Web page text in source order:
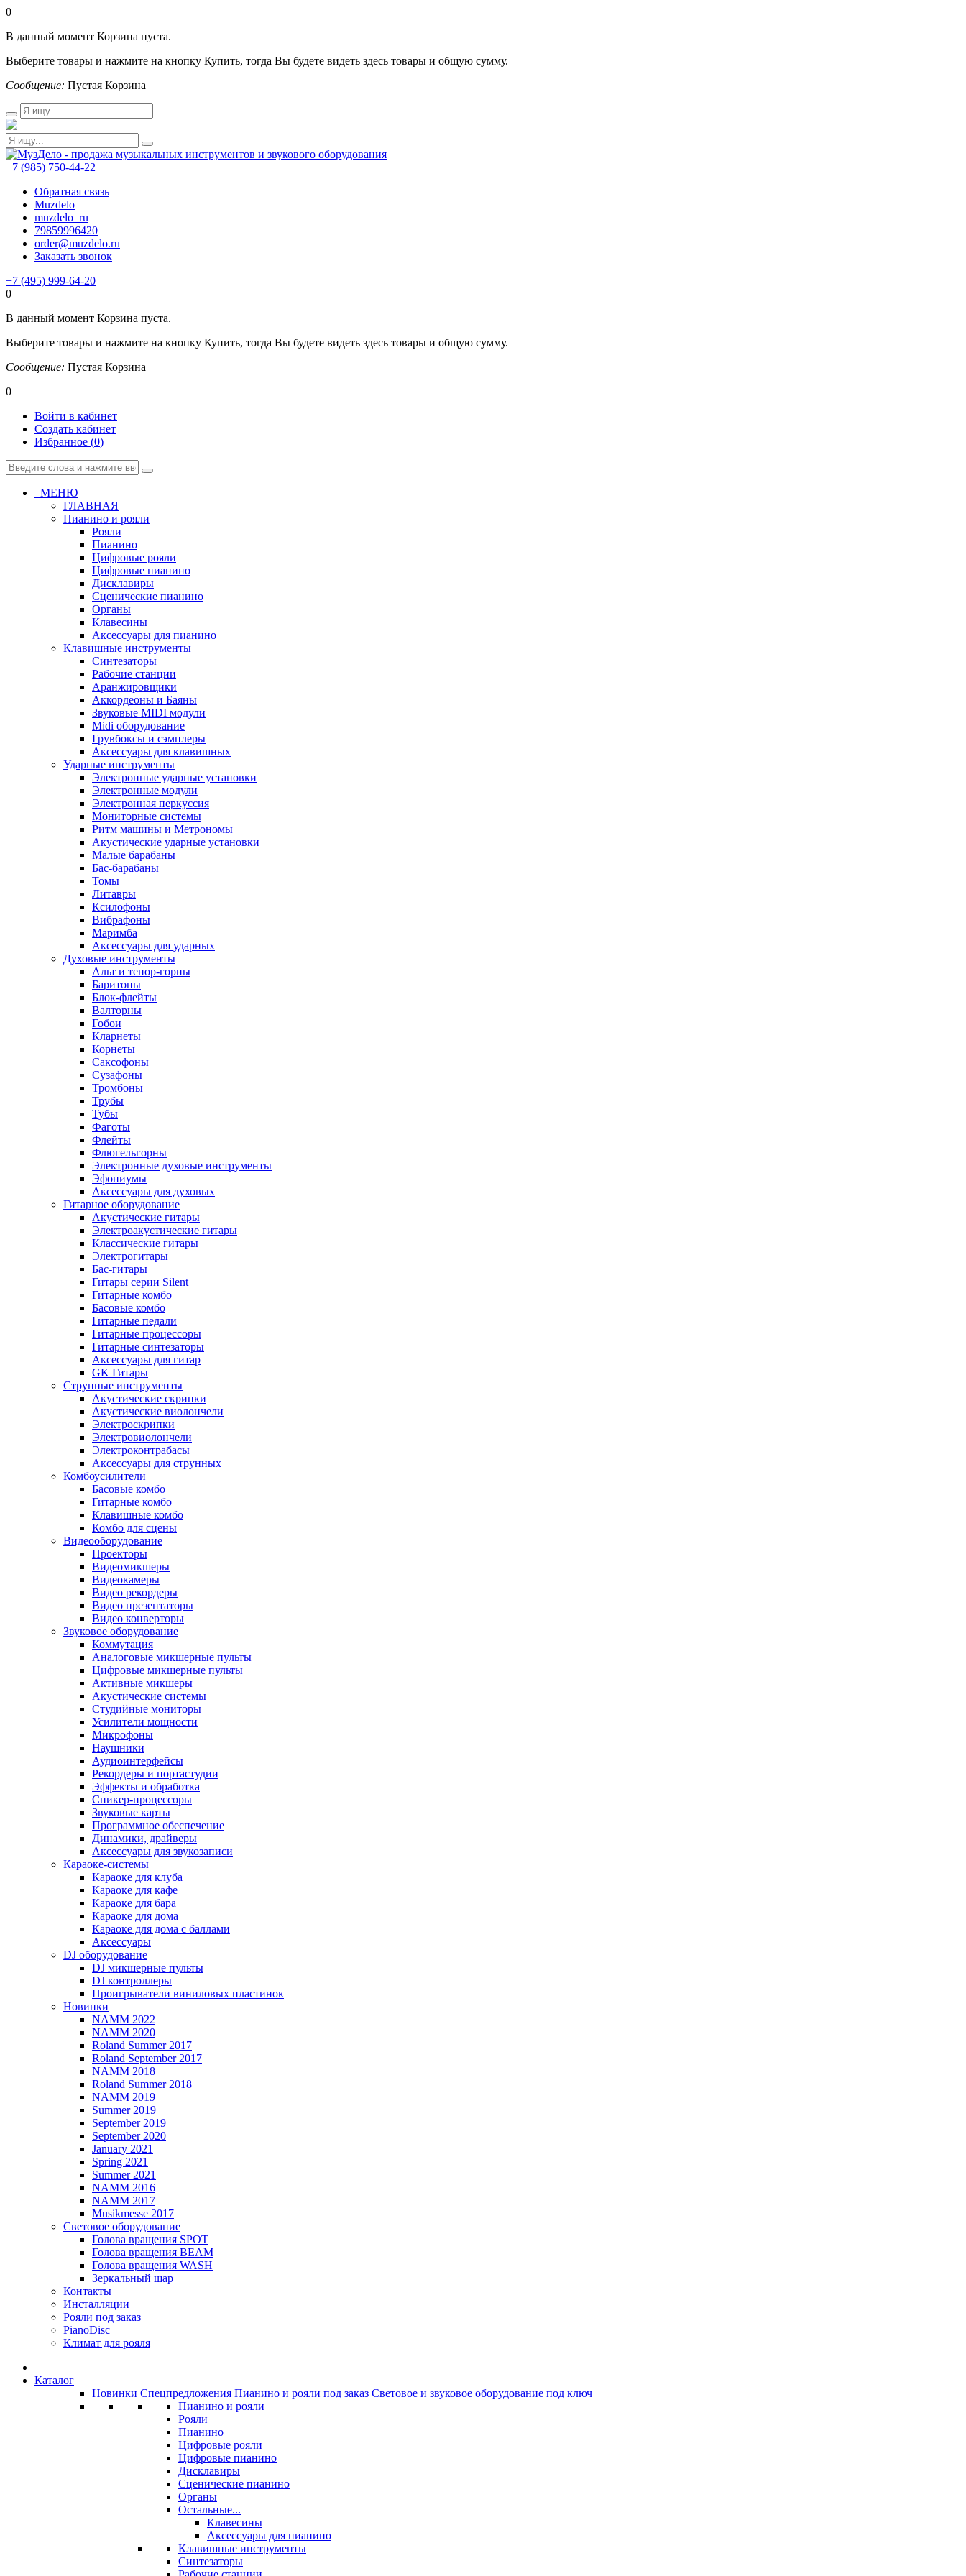
0
В данный момент Корзина пуста.
Выберите товары и нажмите на кнопку Купить, тогда Вы будете видеть здесь товары и общую сумму.
Сообщение: Пустая Корзина
+7 (985) 750-44-22
Обратная связь
Muzdelo
muzdelo_ru
79859996420
order@muzdelo.ru
Заказать звонок
+7 (495) 999-64-20
0
В данный момент Корзина пуста.
Выберите товары и нажмите на кнопку Купить, тогда Вы будете видеть здесь товары и общую сумму.
Сообщение: Пустая Корзина
0
Войти в кабинет
Создать кабинет
Избранное (0)
МЕНЮ
ГЛАВНАЯ
Пианино и рояли
Рояли
Пианино
Цифровые рояли
Цифровые пианино
Дисклавиры
Сценические пианино
Органы
Клавесины
Аксессуары для пианино
Клавишные инструменты
Синтезаторы
Рабочие станции
Аранжировщики
Аккордеоны и Баяны
Звуковые MIDI модули
Midi оборудование
Грувбоксы и сэмплеры
Аксессуары для клавишных
Ударные инструменты
Электронные ударные установки
Электронные модули
Электронная перкуссия
Мониторные системы
Ритм машины и Метрономы
Акустические ударные установки
Малые барабаны
Бас-барабаны
Томы
Литавры
Ксилофоны
Вибрафоны
Маримба
Аксессуары для ударных
Духовые инструменты
Альт и тенор-горны
Баритоны
Блок-флейты
Валторны
Гобои
Кларнеты
Корнеты
Саксофоны
Сузафоны
Тромбоны
Трубы
Тубы
Фаготы
Флейты
Флюгельгорны
Электронные духовые инструменты
Эфониумы
Аксессуары для духовых
Гитарное оборудование
Акустические гитары
Электроакустические гитары
Классические гитары
Электрогитары
Бас-гитары
Гитары серии Silent
Гитарные комбо
Басовые комбо
Гитарные педали
Гитарные процессоры
Гитарные синтезаторы
Аксессуары для гитар
GK Гитары
Струнные инструменты
Акустические скрипки
Акустические виолончели
Электроскрипки
Электровиолончели
Электроконтрабасы
Аксессуары для струнных
Комбоусилители
Басовые комбо
Гитарные комбо
Клавишные комбо
Комбо для сцены
Видеооборудование
Проекторы
Видеомикшеры
Видеокамеры
Видео рекордеры
Видео презентаторы
Видео конверторы
Звуковое оборудование
Коммутация
Аналоговые микшерные пульты
Цифровые микшерные пульты
Активные микшеры
Акустические системы
Студийные мониторы
Усилители мощности
Микрофоны
Наушники
Аудиоинтерфейсы
Рекордеры и портастудии
Эффекты и обработка
Спикер-процессоры
Звуковые карты
Программное обеспечение
Динамики, драйверы
Аксессуары для звукозаписи
Караоке-системы
Караоке для клуба
Караоке для кафе
Караоке для бара
Караоке для дома
Караоке для дома с баллами
Аксессуары
DJ оборудование
DJ микшерные пульты
DJ контроллеры
Проигрыватели виниловых пластинок
Новинки
NAMM 2022
NAMM 2020
Roland Summer 2017
Roland September 2017
NAMM 2018
Roland Summer 2018
NAMM 2019
Summer 2019
September 2019
September 2020
January 2021
Spring 2021
Summer 2021
NAMM 2016
NAMM 2017
Musikmesse 2017
Световое оборудование
Голова вращения SPOT
Голова вращения BEAM
Голова вращения WASH
Зеркальный шар
Контакты
Инсталляции
Рояли под заказ
PianoDisc
Климат для рояля
Каталог
Новинки Спецпредложения Пианино и рояли под заказ Световое и звуковое оборудование под ключ
Пианино и рояли
Рояли
Пианино
Цифровые рояли
Цифровые пианино
Дисклавиры
Сценические пианино
Органы
Остальные...
Клавесины
Аксессуары для пианино
Клавишные инструменты
Синтезаторы